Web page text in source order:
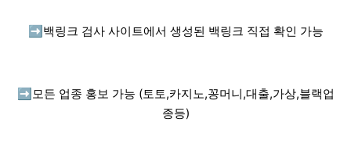
➡️ 백링크 검사 사이트에서 생성된 백링크 직접 확인 가능
➡️ 모든 업종 홍보 가능 (토토,카지노,꽁머니,대출,가상,블랙업
종등)